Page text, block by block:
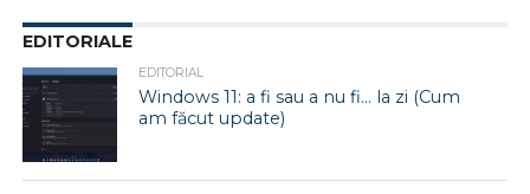
EDITORIALE
EDITORIAL
Windows 11: a fi sau a nu fi… la zi (Cum
am făcut update)